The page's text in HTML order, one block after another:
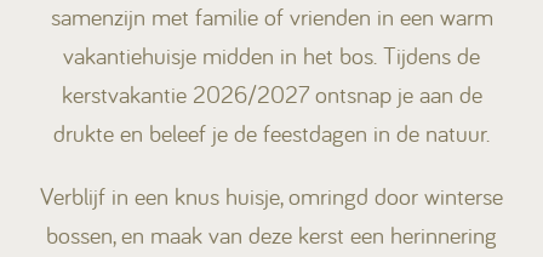
+31 (0) 529 451 362
Gastinformatie
Contact
samenzijn met familie of vrienden in een warm
vakantiehuisje midden in het bos. Tijdens de
kerstvakantie 2026/2027 ontsnap je aan de
drukte en beleef je de feestdagen in de natuur.
Verblijf in een knus huisje, omringd door winterse
bossen, en maak van deze kerst een herinnering